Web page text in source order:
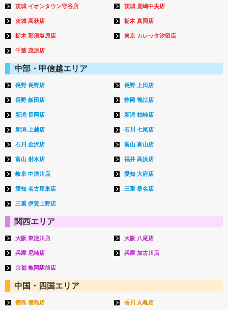
茨城 イオンタウン守谷店 茨城 鹿嶋中央店
茨城 高萩店 栃木 真岡店
栃木 那須塩原店 東京 カレッタ汐留店
千葉 茂原店
中部・甲信越エリア
長野 長野店 長野 上田店
長野 飯田店 静岡 鴨江店
新潟 長岡店 新潟 柏崎店
新潟 上越店 石川 七尾店
石川 金沢店 富山 富山店
富山 射水店 福井 高浜店
岐阜 中津川店 愛知 大府店
愛知 名古屋東店 三重 桑名店
三重 伊賀上野店
関西エリア
大阪 東淀川店 大阪 八尾店
兵庫 尼崎店 兵庫 加古川店
京都 亀岡駅前店
中国・四国エリア
徳島 徳島店 香川 丸亀店